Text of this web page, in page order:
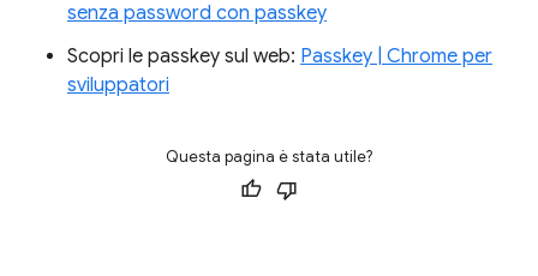
senza password con passkey
Scopri le passkey sul web: Passkey | Chrome per
sviluppatori
Questa pagina è stata utile?